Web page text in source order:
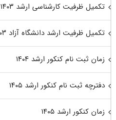
تکمیل ظرفیت کارشناسی ارشد ۱۴۰۳
تکمیل ظرفیت ارشد دانشگاه آزاد ۱۴۰۳
زمان ثبت نام کنکور ارشد ۱۴۰۴
دفترچه ثبت نام کنکور ارشد ۱۴۰۵
زمان کنکور ارشد ۱۴۰۵